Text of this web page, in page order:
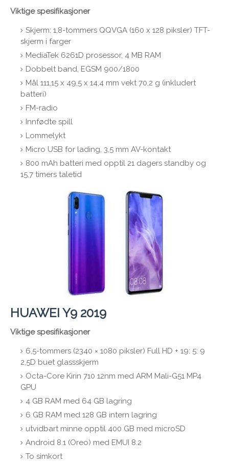
Viktige spesifikasjoner
Skjerm: 1,8-tommers QQVGA (160 x 128 piksler) TFT-
skjerm i farger
MediaTek 6261D prosessor, 4 MB RAM
Dobbelt band, EGSM 900/1800
Mål 111,15 x 49,5 x 14,4 mm vekt 70,2 g (inkludert
batteri)
FM-radio
Innfødte spill
Lommelykt
Micro USB for lading, 3,5 mm AV-kontakt
800 mAh batteri med opptil 21 dagers standby og
15,7 timers taletid
HUAWEI Y9 2019
Viktige spesifikasjoner
6,5-tommers (2340 × 1080 piksler) Full HD + 19: 5: 9
2,5D buet glassskjerm
Octa-Core Kirin 710 12nm med ARM Mali-G51 MP4
GPU
4 GB RAM med 64 GB lagring
6 GB RAM med 128 GB intern lagring
utvidbart minne opptil 400 GB med microSD
Android 8.1 (Oreo) med EMUI 8.2
To simkort